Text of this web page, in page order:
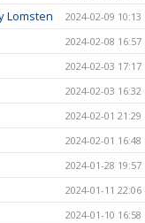
Lomsten 2024-02-09 10:13
2024-02-08 16:57
2024-02-03 17:17
2024-02-03 16:32
2024-02-01 21:29
2024-02-01 16:48
2024-01-28 19:57
2024-01-11 22:06
2024-01-10 16:58